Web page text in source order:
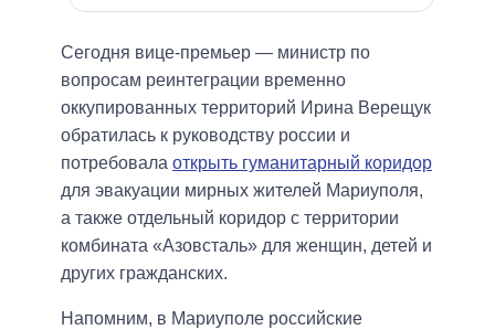
Сегодня вице-премьер — министр по
вопросам реинтеграции временно
оккупированных территорий Ирина Верещук
обратилась к руководству россии и
потребовала открыть гуманитарный коридор
для эвакуации мирных жителей Мариуполя,
а также отдельный коридор с территории
комбината «Азовсталь» для женщин, детей и
других гражданских.
Напомним, в Мариуполе российские